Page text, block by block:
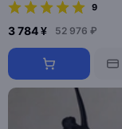
9
3 784 ¥ 52 976 ₽